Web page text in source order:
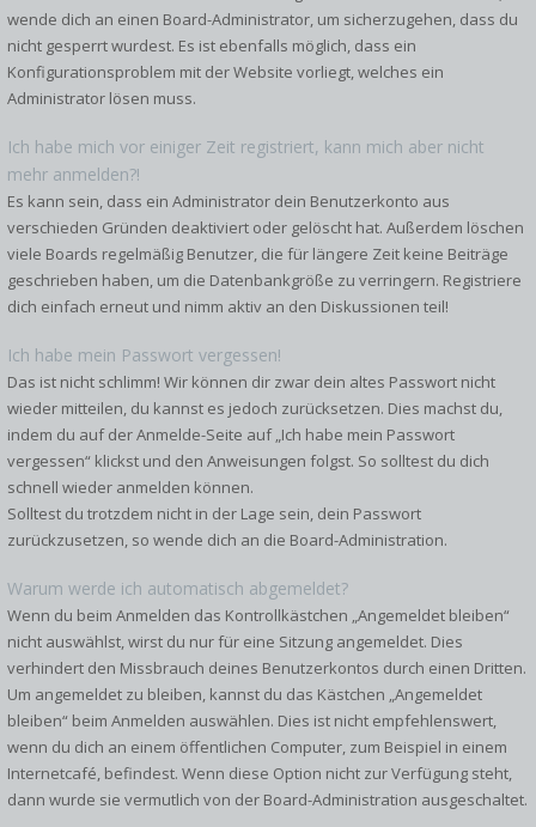
wende dich an einen Board-Administrator, um sicherzugehen, dass du
nicht gesperrt wurdest. Es ist ebenfalls möglich, dass ein
Konfigurationsproblem mit der Website vorliegt, welches ein
Administrator lösen muss.
Ich habe mich vor einiger Zeit registriert, kann mich aber nicht
mehr anmelden?!
Es kann sein, dass ein Administrator dein Benutzerkonto aus
verschieden Gründen deaktiviert oder gelöscht hat. Außerdem löschen
viele Boards regelmäßig Benutzer, die für längere Zeit keine Beiträge
geschrieben haben, um die Datenbankgröße zu verringern. Registriere
dich einfach erneut und nimm aktiv an den Diskussionen teil!
Ich habe mein Passwort vergessen!
Das ist nicht schlimm! Wir können dir zwar dein altes Passwort nicht
wieder mitteilen, du kannst es jedoch zurücksetzen. Dies machst du,
indem du auf der Anmelde-Seite auf „Ich habe mein Passwort
vergessen“ klickst und den Anweisungen folgst. So solltest du dich
schnell wieder anmelden können.
Solltest du trotzdem nicht in der Lage sein, dein Passwort
zurückzusetzen, so wende dich an die Board-Administration.
Warum werde ich automatisch abgemeldet?
Wenn du beim Anmelden das Kontrollkästchen „Angemeldet bleiben“
nicht auswählst, wirst du nur für eine Sitzung angemeldet. Dies
verhindert den Missbrauch deines Benutzerkontos durch einen Dritten.
Um angemeldet zu bleiben, kannst du das Kästchen „Angemeldet
bleiben“ beim Anmelden auswählen. Dies ist nicht empfehlenswert,
wenn du dich an einem öffentlichen Computer, zum Beispiel in einem
Internetcafé, befindest. Wenn diese Option nicht zur Verfügung steht,
dann wurde sie vermutlich von der Board-Administration ausgeschaltet.